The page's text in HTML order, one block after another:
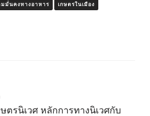
มมั่นคงทางอาหาร เกษตรในเมือง
ตรนิเวศ หลักการทางนิเวศกับ